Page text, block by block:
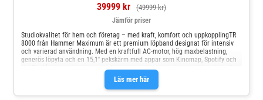
39999 kr (49999 kr)
Läs mer här
Jämför priser
Studiokvalitet för hem och företag – med kraft, komfort och uppkopplingTR
8000 från Hammer Maximum är ett premium löpband designat för intensiv
och varierad användning. Med en kraftfull AC-motor, hög maxbelastning,
generös löpyta och en 15,1'' pekskärm med appar som Kinomap, Spotify och
stil.- AC-motor med 10 hk i toppeffekt- Maxhastighet: 22 km/h | Lutning: 0–
15 %- 15,1'' pekskärm med underhållning & appar- 6-punkts dämpning –
skonsam mot lederFörinstallerade träningsprogram och pulsbaserad träning